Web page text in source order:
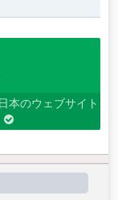
本のウェブサイト